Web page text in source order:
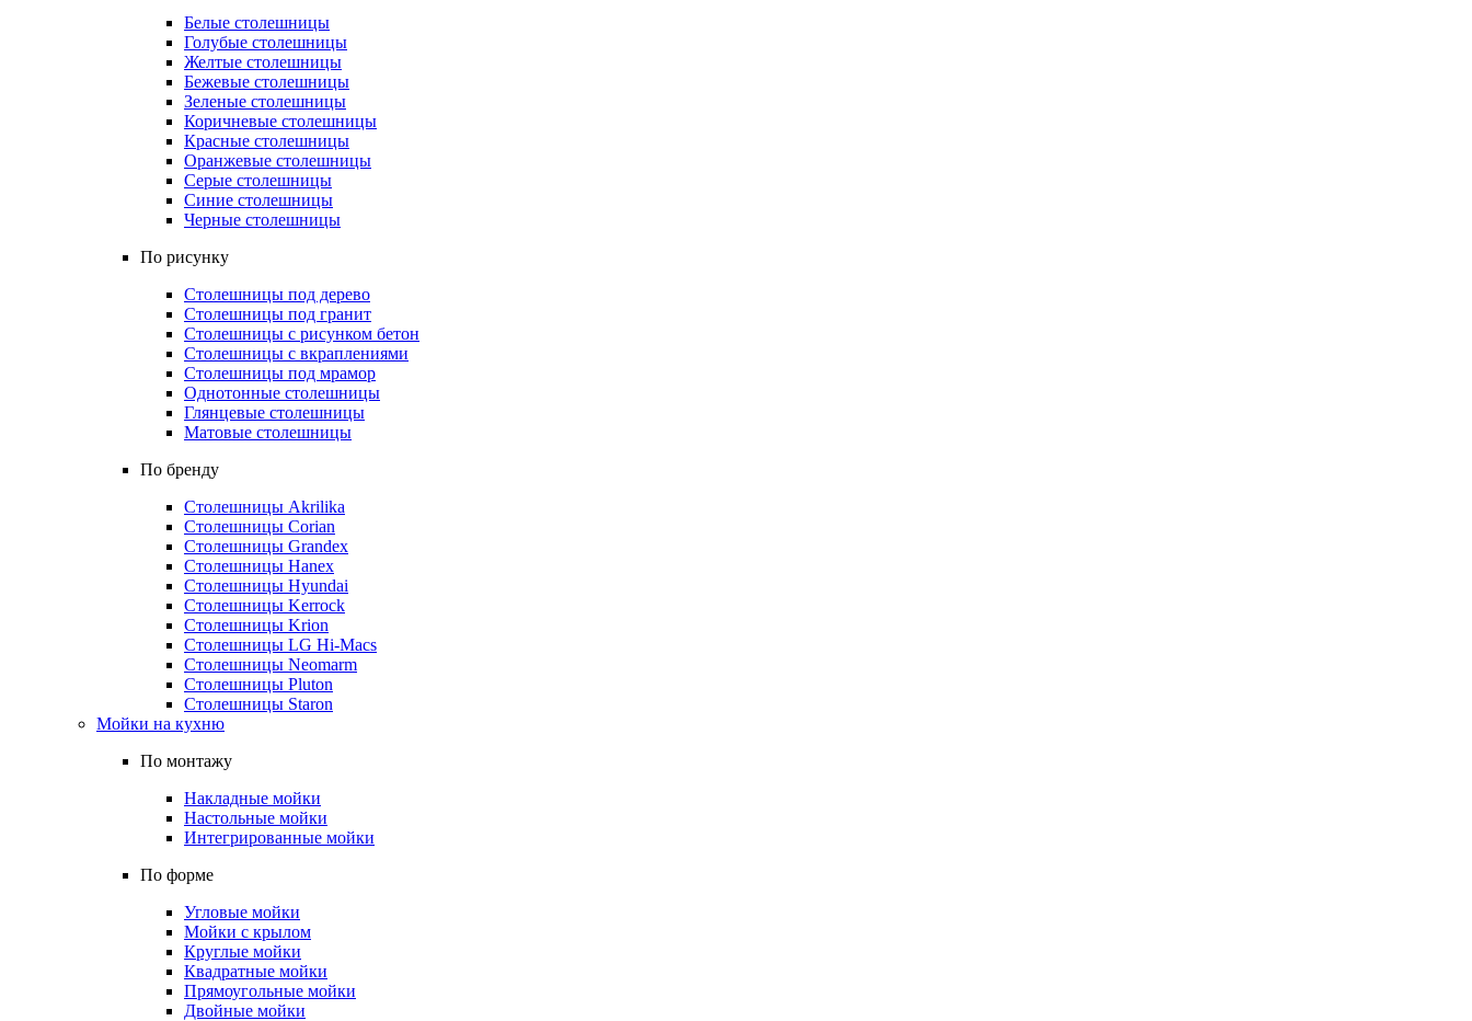
Белые столешницы
Голубые столешницы
Желтые столешницы
Бежевые столешницы
Зеленые столешницы
Коричневые столешницы
Красные столешницы
Оранжевые столешницы
Серые столешницы
Синие столешницы
Черные столешницы
По рисунку
Столешницы под дерево
Столешницы под гранит
Столешницы с рисунком бетон
Столешницы с вкраплениями
Столешницы под мрамор
Однотонные столешницы
Глянцевые столешницы
Матовые столешницы
По бренду
Столешницы Akrilika
Столешницы Corian
Столешницы Grandex
Столешницы Hanex
Столешницы Hyundai
Столешницы Kerrock
Столешницы Krion
Столешницы LG Hi-Macs
Столешницы Neomarm
Столешницы Pluton
Столешницы Staron
Мойки на кухню
По монтажу
Накладные мойки
Настольные мойки
Интегрированные мойки
По форме
Угловые мойки
Мойки с крылом
Круглые мойки
Квадратные мойки
Прямоугольные мойки
Двойные мойки